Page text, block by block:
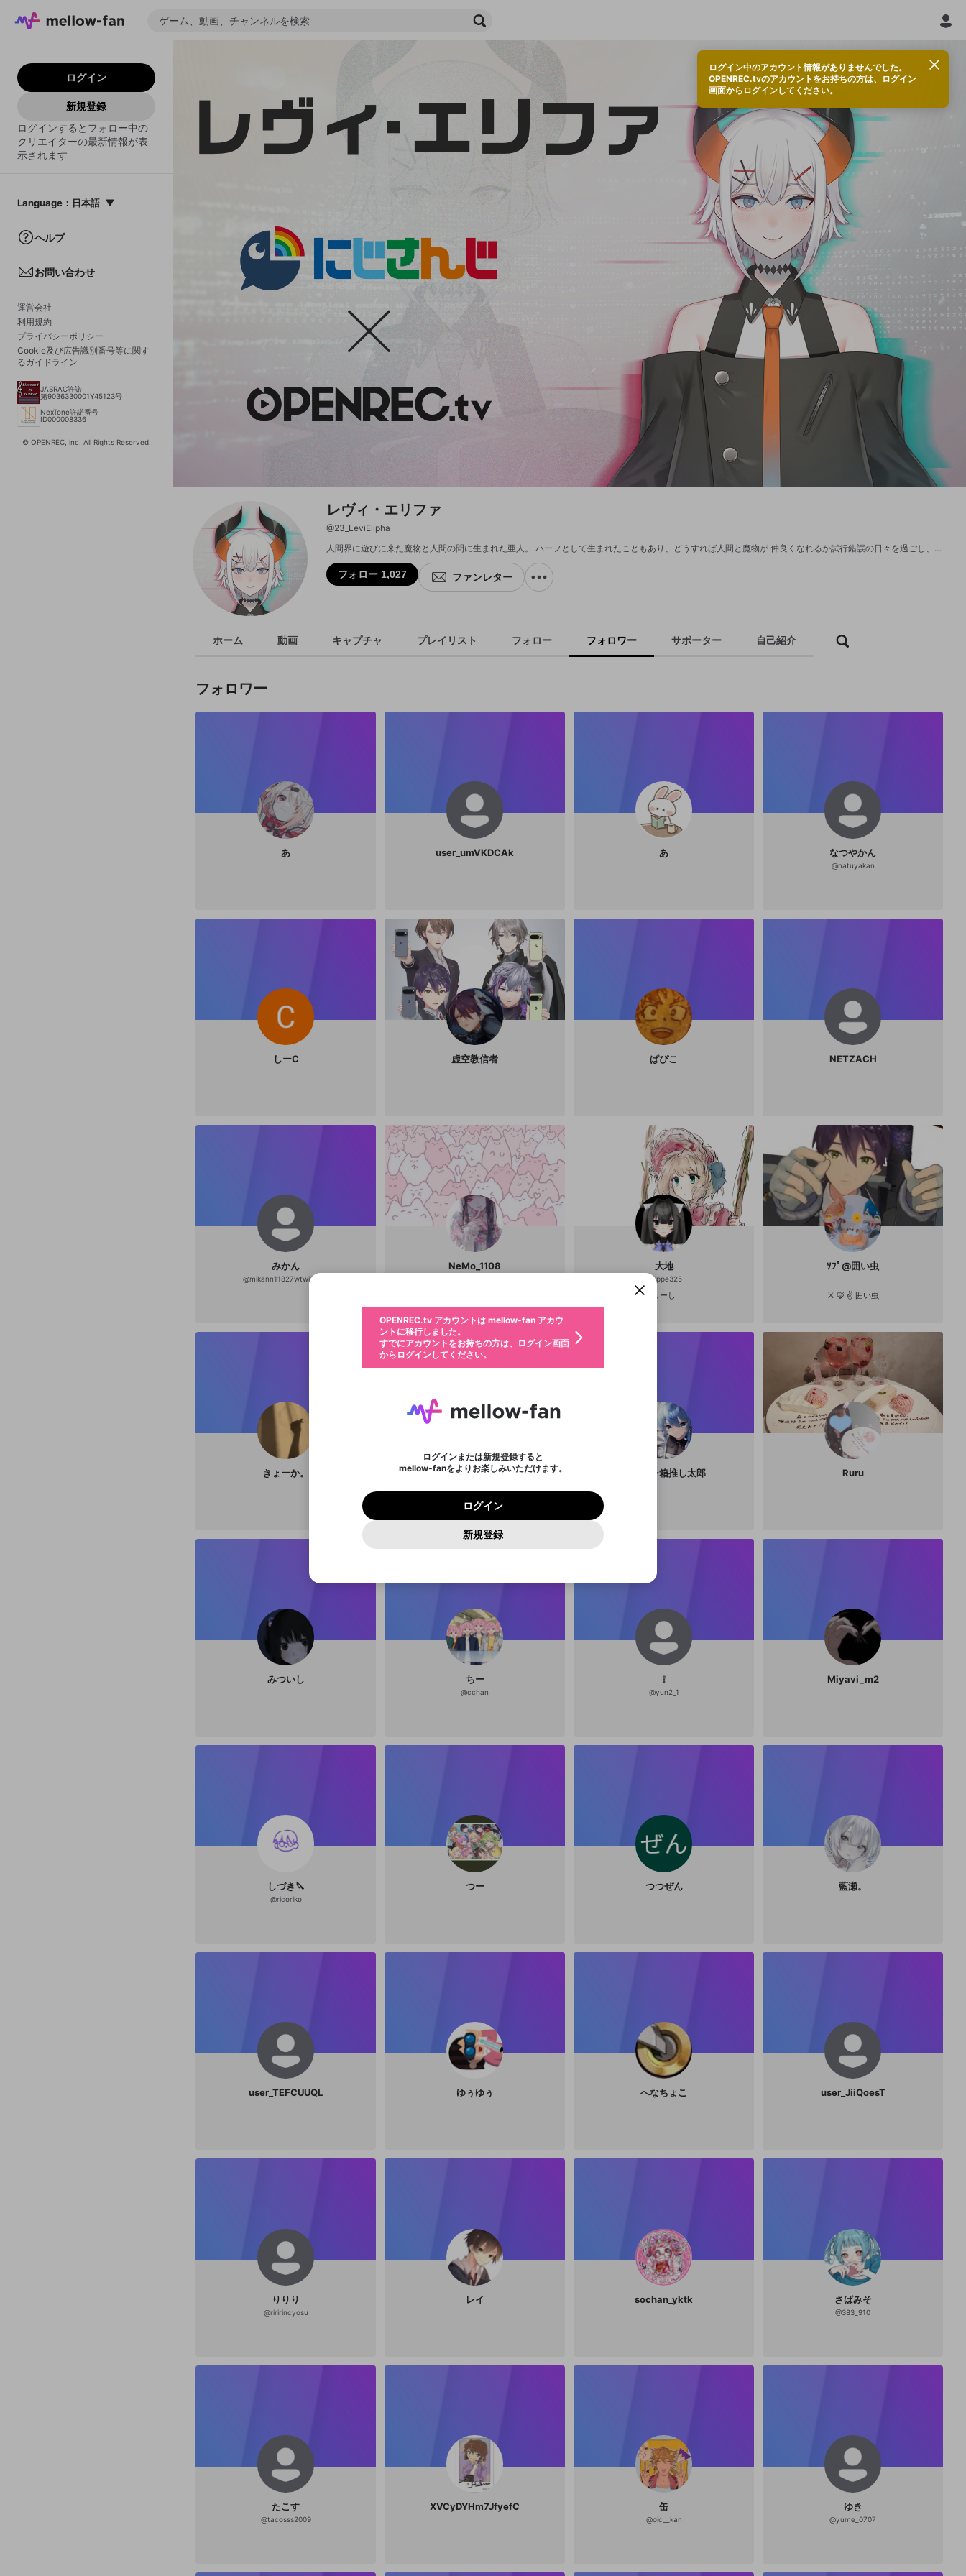
検索履歴をすべて削除しますか？
いいえ はい
ログイン
新規登録
ログインするとフォロー中の
クリエイターの最新情報が表
示されます
Language ： 日本語
中文(簡体)
ヘルプ
お問い合わせ
運営会社
利用規約
プライバシーポリシー
Cookie及び広告識別番号等に関す
るガイドライン
JASRAC許諾
第9036330001Y45123号
NexTone許諾番号
ID000008336
© OPENREC, inc. All Rights Reserved.
ログイン中のアカウント情報がありませんでした。
OPENREC.tvのアカウントをお持ちの方は、ログイン
画面からログインしてください。
レヴィ・エリファ
@23_LeviElipha
フォロー 1,027 ファンレター
人間界に遊びに来た魔物と人間の間に生まれた亜人。 ハーフとして生まれたこともあり、どうすれば人間と魔物が 仲良くなれるか試行錯誤の日々を過ごし、配信を試みることにした。 Twitter:https://twitter.com/Levi_E_2434
ホーム 動画 キャプチャ プレイリスト フォロー フォロワー サポーター 自己紹介
フォロワー
あ user_umVKDCAk あ なつやかん
@natuyakan
しーC 虚空教信者 ぱぴこ NETZACH
みかん
@mikann11827wtwi1iwud
NeMo_1108 大地
rippe325
よーし
ｿﾌﾟ@囲い虫
⚔️ 🦊 ✌️ 囲い虫
きょーか。 user_BGULATML ホロメン箱推し太郎 Ruru
みついし ちー
@cchan
❕
@yun2_1
Miyavi_m2
しづき🔪
@ricoriko
つー つつぜん 藍瀬。
user_TEFCUUQL ゆぅゆぅ へなちょこ user_JiiQoesT
りりり
@riririncyosu
レイ sochan_yktk さばみそ
@383_910
たこす
@tacosss2009
XVCyDYHm7JfyefC 缶
@oic__kan
ゆき
@yume_0707
チームメンバーに追加しますか？
キャンセル はい
ブロックリストに追加しますか？
キャンセル OK
この動画の公開は終了しました
OK
ファンレター
応援している配信者にファンレターを送ることができま
す。好きなデザインを選んでメッセージを書いたり、エ
ールアイテムでデコレーションして、配信者に届けまし
※ファンレター機能は有料サービスです。
ファンレターを作成
固定動画に設定
マイページに表示されている動画 (ライブ配信、配信予定、ア
ーカイブ、アップロード動画) をページのトップに1つ固定で
きます。動画タイトル横のメニューより設定することができま
す。
動画プレイリストを選択
選択できるプレイリストがありません。プレイリストは動画の再生画面で作成で
動画プレイリストがありません
ポイントが不足しています
ご確認ください
利用規約とプライバシーポリシーが更新されました。
サービスを利用するには変更後の内容をご確認いただ
利用規約を確認しました。
プライバシーポリシーを確認しました。
確認しました
OPENREC.tv アカウントは mellow-fan アカウ
ントに移行しました。
新規登録
メールアドレスで新規登録
または
Google
Yahoo! JAPAN
Appleでサインアップ
mellow-fanの利用規約・プライバシーポリシー・外部サービ
新規登録
@
進みください。
mellow-fanからのお得な情報をメールで受け取
OPENREC.tvアカウントはmellow-fanアカウン
トに統合しました。
ログイン
メールアドレスでログイン
または
Google
Yahoo! JAPAN
Appleでサインイン
mellow-fanの利用規約・プライバシーポリシー・外部サービ
ログイン
ログイン
パスワードを忘れた方はこちら
アカウントをお持ちですか？アカウントを作成する
OPENREC.tv アカウントは mellow-fan アカウ
ントに移行しました。
すでにアカウントをお持ちの方は、ログイン画面
からログインしてください。
ログインまたは新規登録すると
mellow-fanをよりお楽しみいただけます。
ログイン
新規登録
登録したメールアドレスを入力し、送信してください。
再設定する
入力していただいたメールアドレス
に、パスワード再設定用URLを記載
確認ください
OK
パーソナルデータの登録
年
生年月は登録後に変更できません。
お住まいの地域
ご登録いただいた情報はサービスの向上を目的として
使用いたします。
一部サービスをご利用いただくには、生年月の登録が
必要です。
あとで登録
認証コードの入力
ール記載の6桁の認証コードを入力してください。
及びcs.openrec.co.jpドメイン）が受信拒否設定に含まれて
いないかご確認ください。
入力
セッションの有効期限が切れたた
不適切なユーザーとして報告します
か？
問題を選択してください
わいせつな表現
著作権の侵害
なりすまし行為
誤解を招く配信設定
ゲームの録画禁止区域の配信
改造版・海賊版ソフトの配信
報告された問題については、利用規約に違反しているかどうか
をスタッフが確認します。この機能をむやみに使用すること
は、利用規約違反になります。
送信
サブスクシェア
限定コミュニティ参加方法
Discordアカウントをお持ちでない方
Discordアカウントを作成
Discordは第三者が提供するコミュニティーサービスで、mellow-
fanとは関わりがありません。Discordに関してのお問い合わせには
お答えすることができません。Discordの仕様変更により、限定コ
ミュニティ特典の提供が終了する可能性がありますが、その際の補
Discordとは？